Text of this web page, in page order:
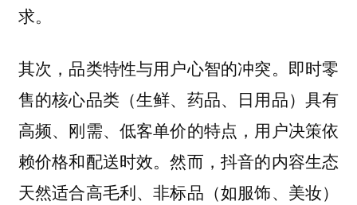
求。
其次，品类特性与用户心智的冲突。即时零
售的核心品类（生鲜、药品、日用品）具有
高频、刚需、低客单价的特点，用户决策依
赖价格和配送时效。然而，抖音的内容生态
天然适合高毛利、非标品（如服饰、美妆）